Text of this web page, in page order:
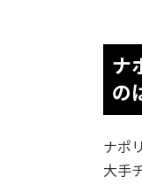
ナ
の
ナポ
大手